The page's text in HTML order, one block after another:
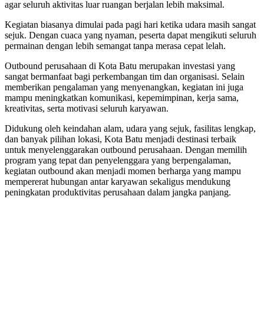
agar seluruh aktivitas luar ruangan berjalan lebih maksimal.
Kegiatan biasanya dimulai pada pagi hari ketika udara masih sangat
sejuk. Dengan cuaca yang nyaman, peserta dapat mengikuti seluruh
permainan dengan lebih semangat tanpa merasa cepat lelah.
Outbound perusahaan di Kota Batu merupakan investasi yang
sangat bermanfaat bagi perkembangan tim dan organisasi. Selain
memberikan pengalaman yang menyenangkan, kegiatan ini juga
mampu meningkatkan komunikasi, kepemimpinan, kerja sama,
kreativitas, serta motivasi seluruh karyawan.
Didukung oleh keindahan alam, udara yang sejuk, fasilitas lengkap,
dan banyak pilihan lokasi, Kota Batu menjadi destinasi terbaik
untuk menyelenggarakan outbound perusahaan. Dengan memilih
program yang tepat dan penyelenggara yang berpengalaman,
kegiatan outbound akan menjadi momen berharga yang mampu
mempererat hubungan antar karyawan sekaligus mendukung
peningkatan produktivitas perusahaan dalam jangka panjang.